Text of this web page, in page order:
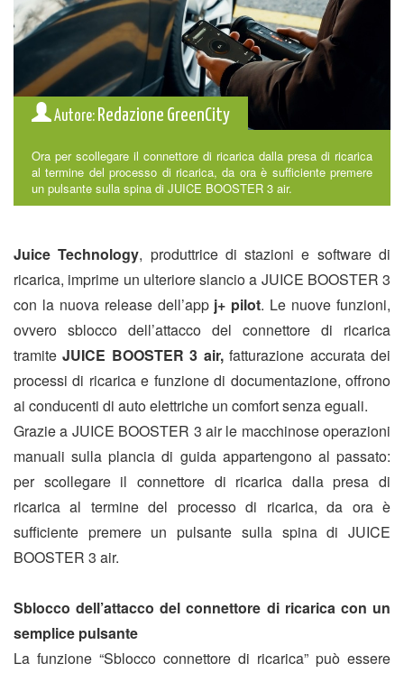
Autore: Redazione GreenCity
Ora per scollegare il connettore di ricarica dalla presa di ricarica
al termine del processo di ricarica, da ora è sufficiente premere
un pulsante sulla spina di JUICE BOOSTER 3 air.
Juice Technology, produttrice di stazioni e software di
ricarica, imprime un ulteriore slancio a JUICE BOOSTER 3
con la nuova release dell’appj+ pilot. Le nuove funzioni,
ovvero sblocco dell’attacco del connettore di ricarica
tramiteJUICE BOOSTER 3 air,fatturazione accurata dei
processi di ricarica e funzione di documentazione, offrono
ai conducenti di auto elettriche un comfort senza eguali.
Grazie a JUICE BOOSTER 3 air le macchinose operazioni
manuali sulla plancia di guida appartengono al passato:
per scollegare il connettore di ricarica dalla presa di
ricarica al termine del processo di ricarica, da ora è
sufficiente premere un pulsante sulla spina di JUICE
BOOSTER 3 air.
Sblocco dell’attacco del connettore di ricarica con un
semplice pulsante
La funzione “Sblocco connettore di ricarica” può essere